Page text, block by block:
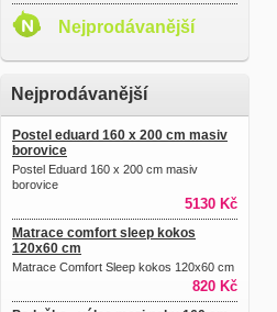
Nejprodávanější
Nejprodávanější
Postel eduard 160 x 200 cm masiv
borovice
Postel Eduard 160 x 200 cm masiv
borovice
5130 Kč
Matrace comfort sleep kokos
120x60 cm
Matrace Comfort Sleep kokos 120x60 cm
820 Kč